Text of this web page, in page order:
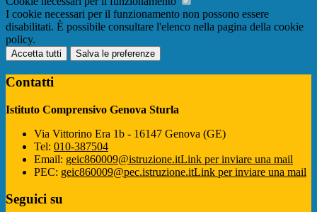
I cookie necessari per il funzionamento non possono essere
disabilitati. È possibile consultare l'elenco nella pagina della cookie
policy.
Accetta tutti Salva le preferenze
Contatti
Istituto Comprensivo Genova Sturla
Via Vittorino Era 1b - 16147 Genova (GE)
Tel: 010-387504
Email: geic860009@istruzione.itLink per inviare una mail
PEC: geic860009@pec.istruzione.itLink per inviare una mail
Seguici su